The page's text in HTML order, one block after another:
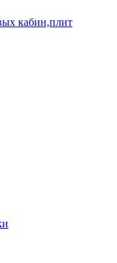
кабин,плит